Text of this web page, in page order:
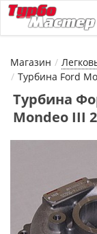
Магазин
Турбина Ford
Турбина
Mondeo III